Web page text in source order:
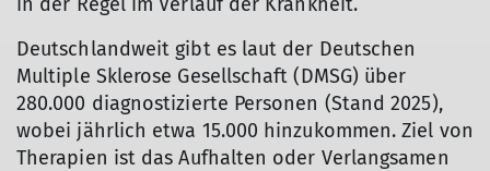
Deutschlandweit gibt es laut der Deutschen
Multiple Sklerose Gesellschaft (DMSG) über
280.000 diagnostizierte Personen (Stand 2025),
wobei jährlich etwa 15.000 hinzukommen. Ziel von
Therapien ist das Aufhalten oder Verlangsamen